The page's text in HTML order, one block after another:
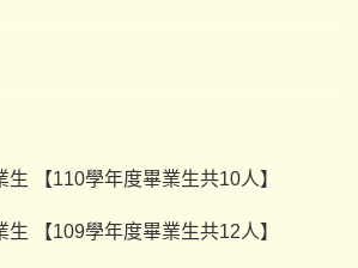
生 【110學年度畢業生共10人】
生 【109學年度畢業生共12人】